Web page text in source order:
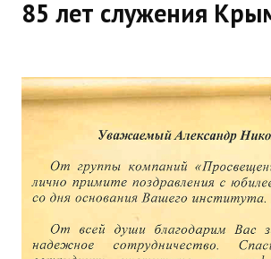
Будни института
ИНСТИТУТ
Противодействие коррупции
В ПОМОЩЬ УЧИТЕЛЮ
85 лет служения